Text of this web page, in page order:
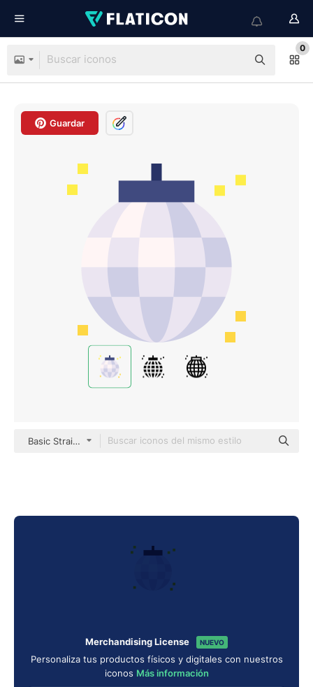
0
Guardar
Basic Straight Flat
Merchandising License NUEVO
Personaliza tus productos físicos y digitales con nuestros
iconos Más información